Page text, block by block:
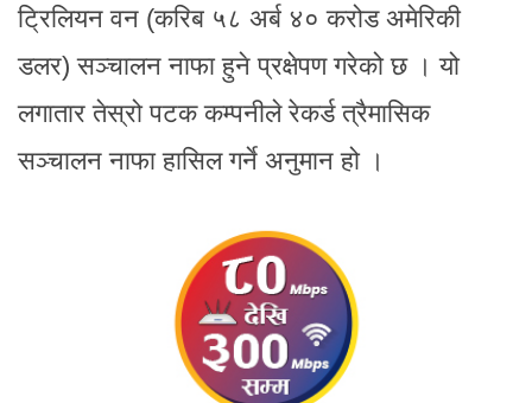
ट्रिलियन वन (करिब ५८ अर्ब ४० करोड अमेरिकी
डलर) सञ्चालन नाफा हुने प्रक्षेपण गरेको छ । यो
लगातार तेस्रो पटक कम्पनीले रेकर्ड त्रैमासिक
सञ्चालन नाफा हासिल गर्ने अनुमान हो ।